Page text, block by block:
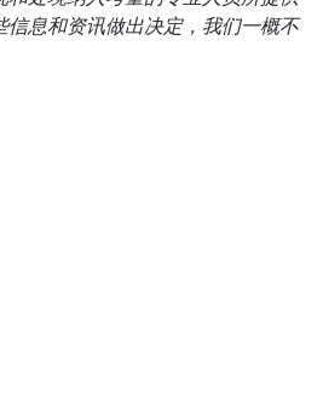
息和资讯做出决定，我们一概不